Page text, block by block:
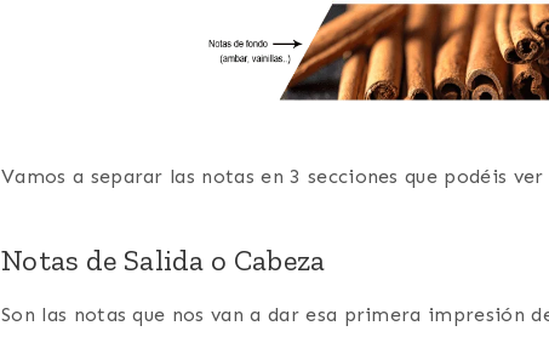
Vamos a separar las notas en 3 secciones que podéis
Notas de Salida o Cabeza
Son las notas que nos van a dar esa primera impresión